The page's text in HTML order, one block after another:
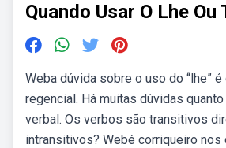
Quando Usar O Lhe Ou
Weba dúvida sobre o uso do “lhe”
regencial. Há muitas dúvidas
verbal. Os verbos são transitivos
intransitivos? Webé corriqueiro nos